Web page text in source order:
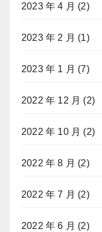
2023 年 4 月 (2)
2023 年 2 月 (1)
2023 年 1 月 (7)
2022 年 12 月 (2)
2022 年 10 月 (2)
2022 年 8 月 (2)
2022 年 7 月 (2)
2022 年 6 月 (2)